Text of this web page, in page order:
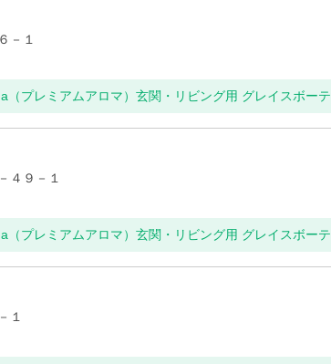
－１
（プレミアムアロマ）玄関・リビング用 グレイスボーテ
４９－１
（プレミアムアロマ）玄関・リビング用 グレイスボーテ
１